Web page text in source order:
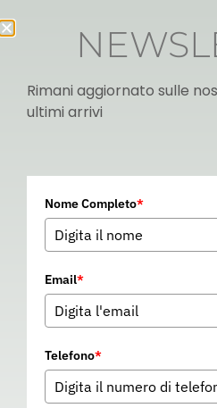
Rimani aggiornato sulle
ultimi arrivi
Nome Completo*
Email*
Telefono*